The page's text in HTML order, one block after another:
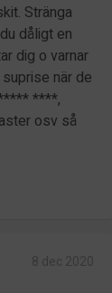
Stränga
dåligt en
dig o varnar
när de
****,
osv så